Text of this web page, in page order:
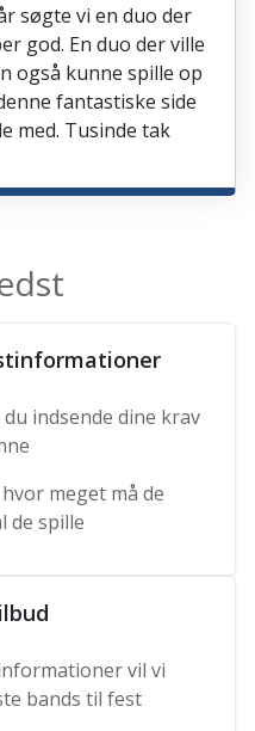
søgte vi en duo der
god. En duo der ville
også kunne spille op
fantastiske side
med. Tusinde tak
indsende dine krav
meget må de
de spille
vil vi
bands til fest